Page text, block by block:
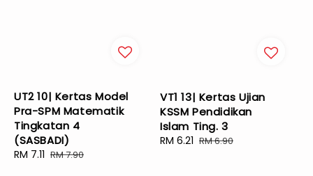
UT2 10| Kertas Model
Pra-SPM Matematik
Tingkatan 4
(SASBADI)
Sale
RM 7.11 Regular
RM 7.90
VT1 13| Kertas Ujian
KSSM Pendidikan
Islam Ting. 3
Sale
RM 6.21 Regular
RM 6.90